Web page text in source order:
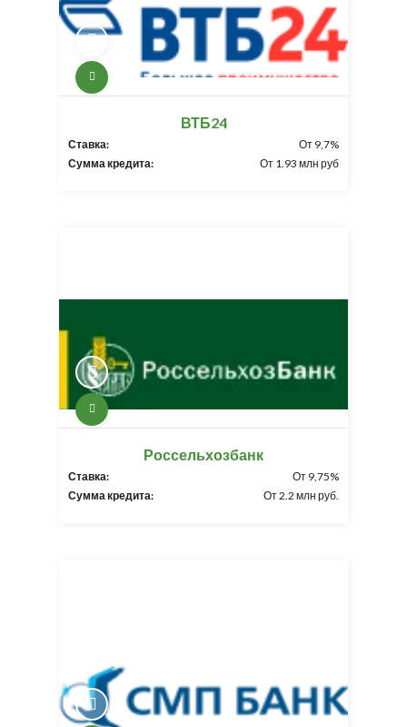
ВТБ24
Ставка:
От 9,7%
Сумма кредита:
От 1.93 млн руб
Россельхозбанк
Ставка:
От 9,75%
Сумма кредита:
От 2.2 млн руб.